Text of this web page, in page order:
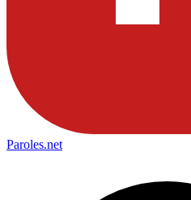
Paroles.net